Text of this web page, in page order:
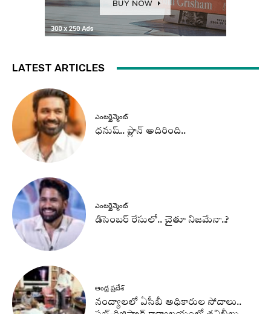
LATEST ARTICLES
ఎంటర్టైన్మెంట్
ధనుష్‌.. ప్లాన్ అదిరింది..
ఎంటర్టైన్మెంట్
డిసెంబర్ రేసులో.. చైతూ నిజమేనా..?
ఆంధ్ర ప్రదేశ్
నంద్యాలలో ఏసీబీ అధికారుల సోదాలు..